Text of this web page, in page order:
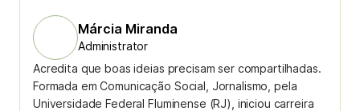
Márcia Miranda
Administrator
Acredita que boas ideias precisam ser compartilhadas.
Formada em Comunicação Social, Jornalismo, pela
Universidade Federal Fluminense (RJ), iniciou carreira